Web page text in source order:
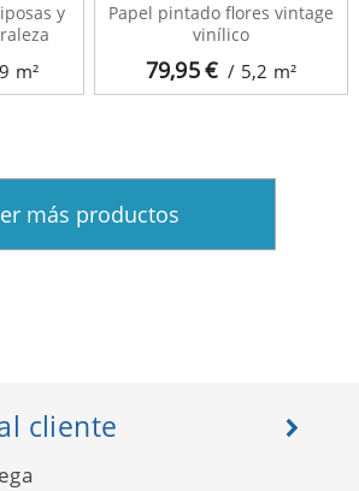
m²
y
79,95€ / 5,2 m²
Papel pintado flores vintage
vinílico
más productos
cliente